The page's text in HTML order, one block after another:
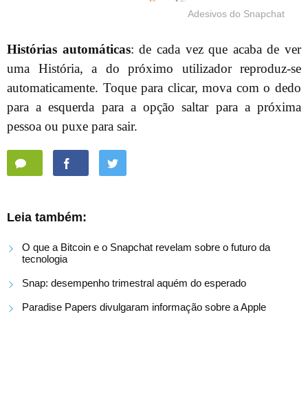
Adesivos do Snapchat
Histórias automáticas: de cada vez que acaba de ver
uma História, a do próximo utilizador reproduz-se
automaticamente. Toque para clicar, mova com o dedo
para a esquerda para a opção saltar para a próxima
pessoa ou puxe para sair.
Leia também:
O que a Bitcoin e o Snapchat revelam sobre o futuro da
tecnologia
Snap: desempenho trimestral aquém do esperado
Paradise Papers divulgaram informação sobre a Apple